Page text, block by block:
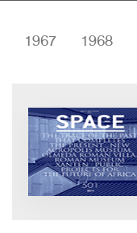
1967 1968